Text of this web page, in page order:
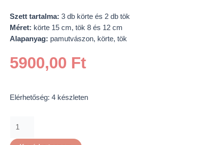
Szett tartalma: 3 db körte és 2 db tök
Méret: körte 15 cm, tök 8 és 12 cm
Alapanyag: pamutvászon, körte, tök
5900,00 Ft
Elérhetőség: 4 készleten